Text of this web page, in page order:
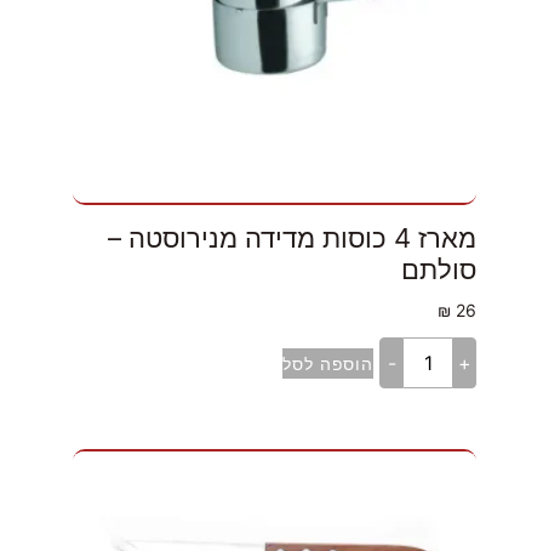
מארז 4 כוסות מדידה מנירוסטה –
סולתם
26
₪
+
- הוספה לסל